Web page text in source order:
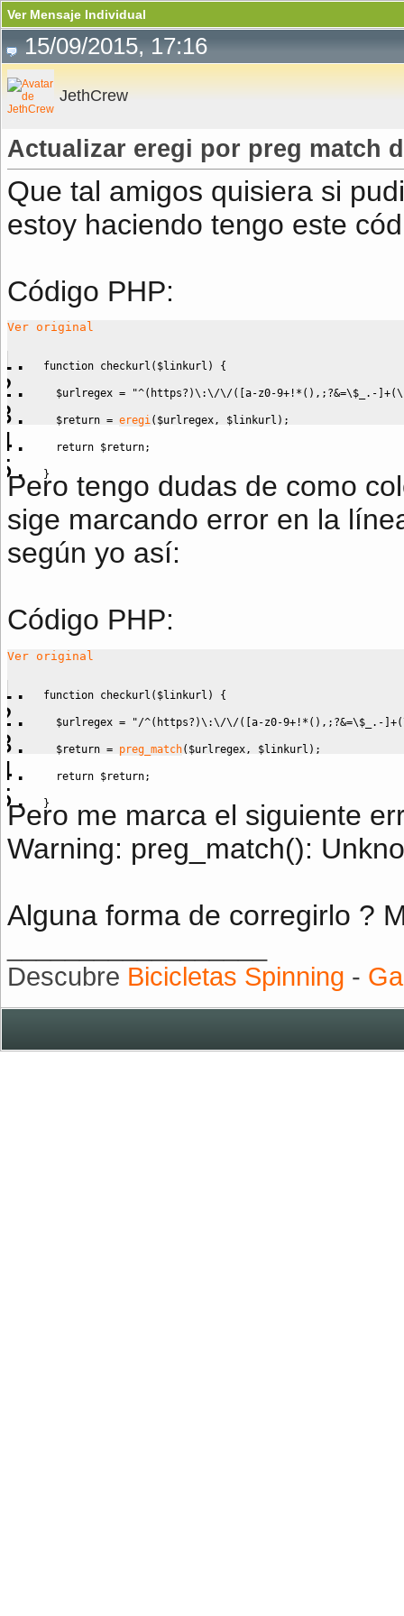
Ver Mensaje Individual
15/09/2015, 17:16
JethCrew
Actualizar eregi por preg match
Que tal amigos quisiera si
estoy haciendo tengo este
Código PHP:
Ver original
function checkurl ( $linkurl ) {
$urlregex = "^(https?)\:\/\/([a-z0-9+!*(),;?&=\$ _.-
$return = eregi( $urlregex, $linkurl ) ;
return $return;
}
Pero tengo dudas de como
sige marcando error en la
según yo así:
Código PHP:
Ver original
function checkurl ( $linkurl ) {
$urlregex = "/^(https?)\:\/\/([a-z0-9+!*(),;?&=\$ _.-
$return = preg_match( $urlregex , $linkurl ) ;
return $return;
}
Pero me marca el siguiente
Warning: preg_match():
Alguna forma de corregirlo ?
Descubre Bicicletas Spinning -